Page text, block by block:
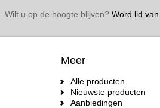
Wilt u op de hoogte blijven?Word lid van
Meer
Alle producten
Nieuwste producten
Aanbiedingen